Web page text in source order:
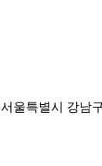
서울특별시 강남